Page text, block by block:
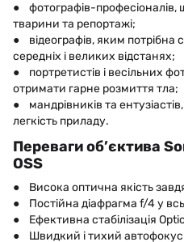
● фотографів-професіоналів,
тварини та репортажі;
● відеографів, яким потрібна
середніх і великих відстанях;
● портретистів і весільних
отримати гарне розмиття тла;
● мандрівників та
легкість приладу.
Переваги об’єктива
OSS
● Висока оптична якість
● Постійна діафрагма f/4 у
● Ефективна стабілізація
● Швидкий і тихий автофокус